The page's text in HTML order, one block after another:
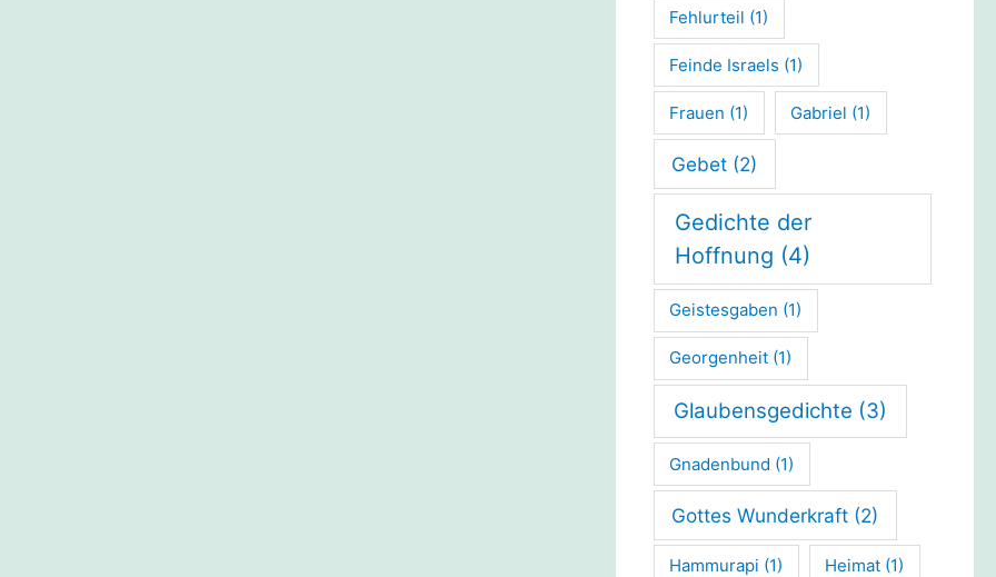
Fehlurteil (1)
Feinde Israels (1)
Frauen (1) Gabriel (1)
Gebet (2)
Gedichte der
Hoffnung (4)
Geistesgaben (1)
Georgenheit (1)
Glaubensgedichte (3)
Gnadenbund (1)
Gottes Wunderkraft (2)
Hammurapi (1) Heimat (1)